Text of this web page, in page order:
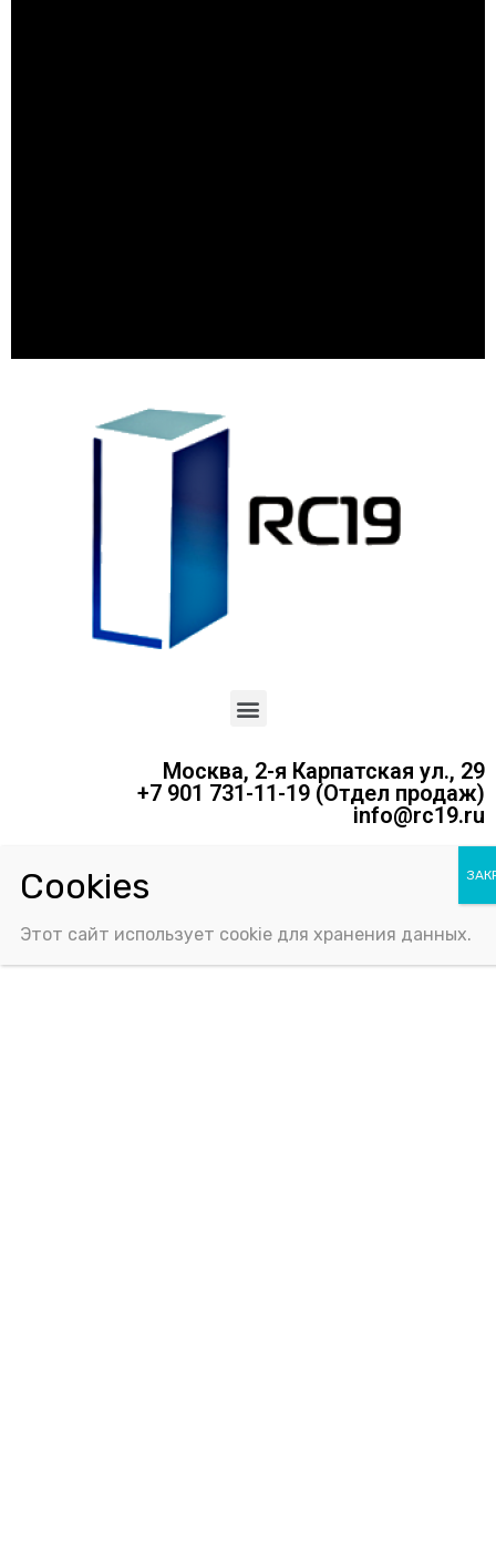
Москва, 2-я Карпатская ул., 29
+7 901 731-11-19 (Отдел продаж)
info@rc19.ru
Политика конфиденциальности
Соглашение об использовании Cookie-файлов
Этот сайт использует cookie для хранения данных.